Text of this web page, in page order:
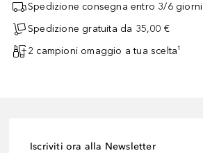
Spedizione consegna entro 3/6 giorni
Spedizione gratuita da 35,00 €
2 campioni omaggio a tua scelta¹
Iscriviti ora alla Newsletter